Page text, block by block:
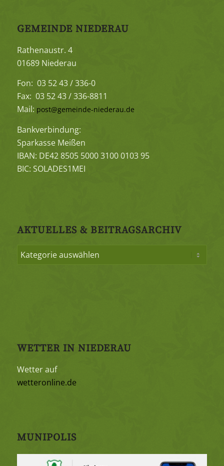
GEMEINDE NIEDERAU
Rathenaustr. 4
01689 Niederau
Fon: 03 52 43 / 336-0
Fax: 03 52 43 / 336-8811
Mail: post@gemeinde-niederau.de
Bankverbindung:
Sparkasse Meißen
IBAN: DE42 8505 5000 3100 0103 95
BIC: SOLADES1MEI
AKTUELLES & BEITRAGSARCHIV
WETTER IN NIEDERAU
Wetter auf
wetteronline.de
MUNIPOLIS